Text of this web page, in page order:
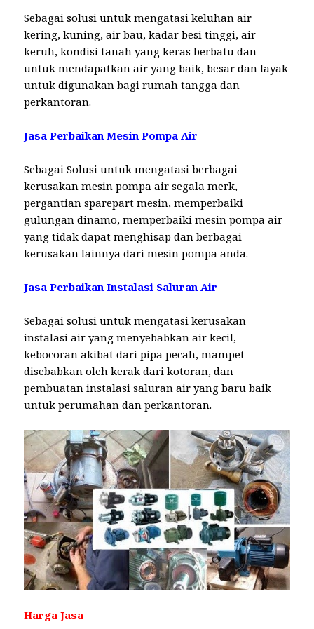
Sebagai solusi untuk mengatasi keluhan air
kering, kuning, air bau, kadar besi tinggi, air
keruh, kondisi tanah yang keras berbatu dan
untuk mendapatkan air yang baik, besar dan layak
untuk digunakan bagi rumah tangga dan
perkantoran.
Jasa Perbaikan Mesin Pompa Air
Sebagai Solusi untuk mengatasi berbagai
kerusakan mesin pompa air segala merk,
pergantian sparepart mesin, memperbaiki
gulungan dinamo, memperbaiki mesin pompa air
yang tidak dapat menghisap dan berbagai
kerusakan lainnya dari mesin pompa anda.
Jasa Perbaikan Instalasi Saluran Air
Sebagai solusi untuk mengatasi kerusakan
instalasi air yang menyebabkan air kecil,
kebocoran akibat dari pipa pecah, mampet
disebabkan oleh kerak dari kotoran, dan
pembuatan instalasi saluran air yang baru baik
untuk perumahan dan perkantoran.
Harga Jasa